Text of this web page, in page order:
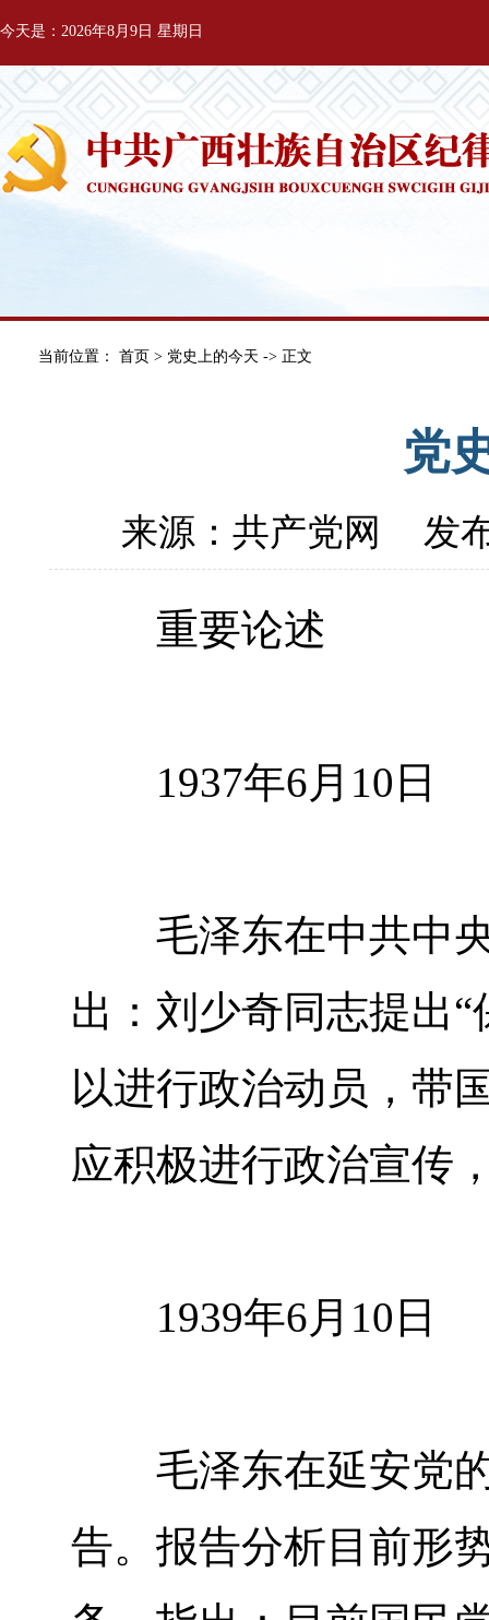
今天是：2026年8月9日 星期日
当前位置： 首页 > 党史上的今天 -> 正文
党
来源：共产党网 发
重要论述
1937年6月10日
毛泽东在中共中央
出：刘少奇同志提出
以进行政治动员，带
应积极进行政治宣传
1939年6月10日
毛泽东在延安党的
告。报告分析目前形